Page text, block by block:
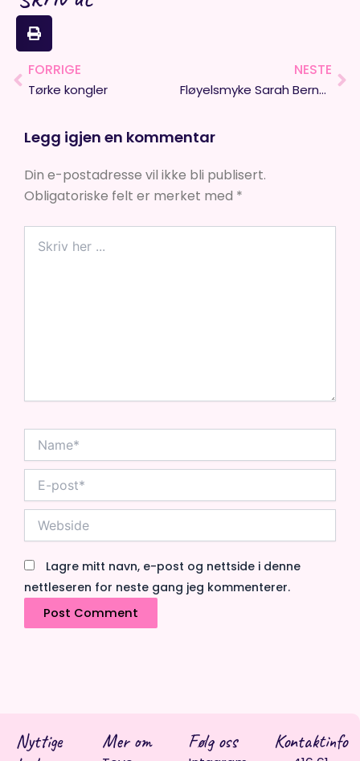
Prev
FORRIGE
Tørke kongler
NESTE
Fløyelsmyke Sarah Bernard
Legg igjen en kommentar
Din e-postadresse vil ikke bli publisert.
Obligatoriske felt er merket med *
her
post*
Lagre mitt navn, e-post og nettside i denne
nettleseren for neste gang jeg kommenterer.
Nyttige
Mer om Følg oss Kontaktinfo